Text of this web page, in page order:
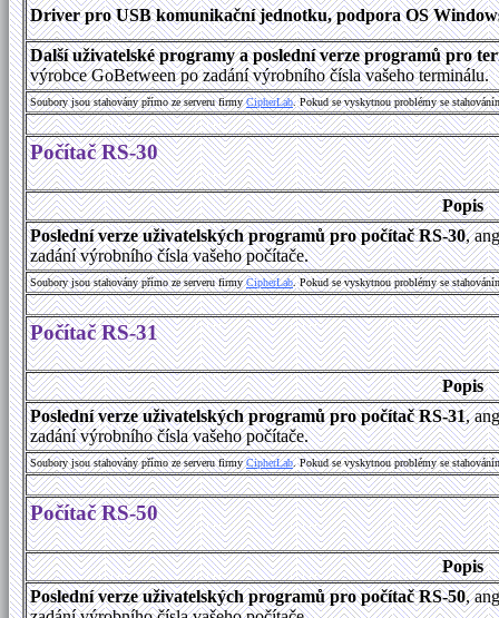
Driver pro USB komunikační jednotku, podpora OS
Další uživatelské programy a poslední verze programů pro
výrobce GoBetween po zadání výrobního čísla vašeho terminálu.
Soubory jsou stahovány přímo ze serveru firmyCipherLab. Pokud se vyskytnou problémy se
Počítač RS-30
Popis
Poslední verze uživatelských programů pro počítač RS-30,
zadání výrobního čísla vašeho počítače.
Soubory jsou stahovány přímo ze serveru firmyCipherLab. Pokud se vyskytnou problémy se
Počítač RS-31
Popis
Poslední verze uživatelských programů pro počítač RS-31,
zadání výrobního čísla vašeho počítače.
Soubory jsou stahovány přímo ze serveru firmyCipherLab. Pokud se vyskytnou problémy se
Počítač RS-50
Popis
Poslední verze uživatelských programů pro počítač RS-50,